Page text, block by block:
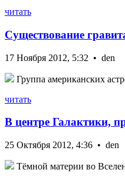
читать
Существование
17 Ноября 2012, 5:32 • den
Группа американских
читать
В центре Галактики,
25 Октября 2012, 4:36 • den
Тёмной материи во